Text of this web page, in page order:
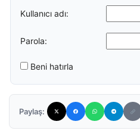
Kullanıcı adı:
Parola:
Beni hatırla
Paylaş: